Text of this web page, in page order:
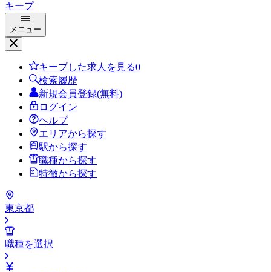
キープ
メニュー
キープした求人を見る0
検索履歴
新規会員登録(無料)
ログイン
ヘルプ
エリアから探す
駅から探す
職種から探す
特徴から探す
東京都
職種を選択